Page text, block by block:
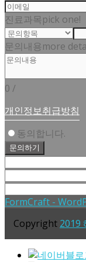
진료과목pick one!
문의내용more
0 /
개인정보취급방침
동의합니다.
문의하기
FormCraft -
Copyright 2019